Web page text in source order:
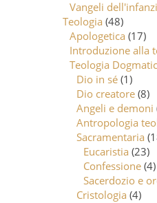
Vangeli
Teologia (48)
Apologetica (17)
Introduzione alla
Teologia
Dio in sé (1)
Dio creatore (8)
Angeli e demoni
Antropologia
Sacramentaria
Eucaristia (23)
Confessione (4)
Sacerdozio e
Cristologia (4)